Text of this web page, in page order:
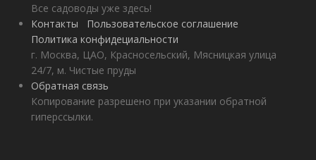
Все садоводы уже здесь!
Контакты
Пользовательское соглашение
Политика конфидециальности
г. Москва, ЦАО, Красносельский, Мясницкая улица
24/7, м. Чистые пруды
Обратная связь
Копирование разрешено при указании обратной
гиперссылки.